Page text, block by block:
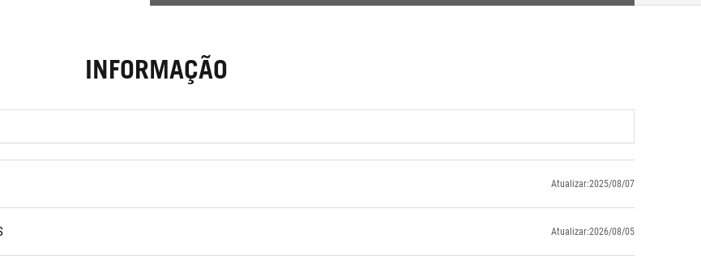
INFORMAÇÃO
Atualizar:2025/08/07
Atualizar:2026/08/05